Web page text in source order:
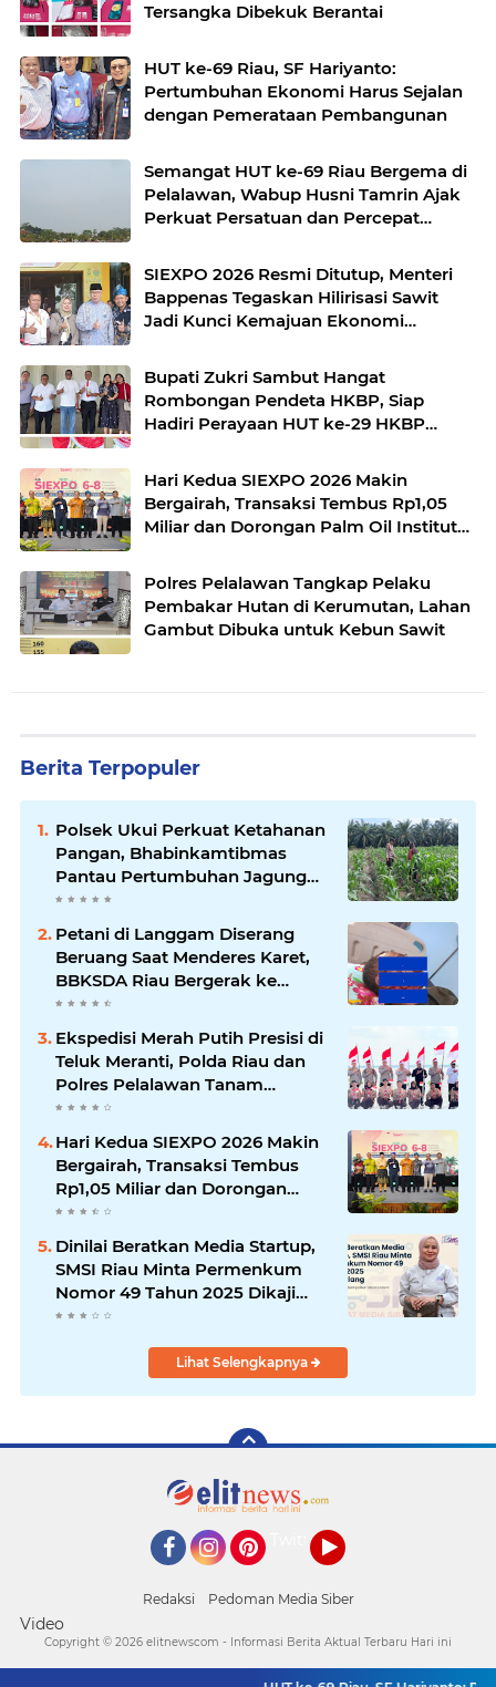
Tersangka Dibekuk Berantai
HUT ke-69 Riau, SF Hariyanto:
Pertumbuhan Ekonomi Harus Sejalan
dengan Pemerataan Pembangunan
Semangat HUT ke-69 Riau Bergema di
Pelalawan, Wabup Husni Tamrin Ajak
Perkuat Persatuan dan Percepat
SIEXPO 2026 Resmi Ditutup, Menteri
Bappenas Tegaskan Hilirisasi Sawit
Jadi Kunci Kemajuan Ekonomi
Bupati Zukri Sambut Hangat
Rombongan Pendeta HKBP, Siap
Hadiri Perayaan HUT ke-29 HKBP
Hari Kedua SIEXPO 2026 Makin
Bergairah, Transaksi Tembus Rp1,05
Miliar dan Dorongan Palm Oil Institute
Polres Pelalawan Tangkap Pelaku
Pembakar Hutan di Kerumutan, Lahan
Gambut Dibuka untuk Kebun Sawit
Berita Terpopuler
Polsek Ukui Perkuat Ketahanan
Pangan, Bhabinkamtibmas
Pantau Pertumbuhan Jagung
Petani di Desa Air Hitam
Petani di Langgam Diserang
Beruang Saat Menderes Karet,
BBKSDA Riau Bergerak ke
Lokasi
Ekspedisi Merah Putih Presisi di
Teluk Meranti, Polda Riau dan
Polres Pelalawan Tanam
Mangrove Demi Negeri
Hari Kedua SIEXPO 2026 Makin
Bergairah, Transaksi Tembus
Rp1,05 Miliar dan Dorongan
Palm Oil Institute Menguat
Dinilai Beratkan Media Startup,
SMSI Riau Minta Permenkum
Nomor 49 Tahun 2025 Dikaji
Ulang
Lihat Selengkapnya
Twitter
Redaksi Pedoman Media Siber
Video
Copyright © 2026 elitnewscom - Informasi Berita Aktual Terbaru Hari ini